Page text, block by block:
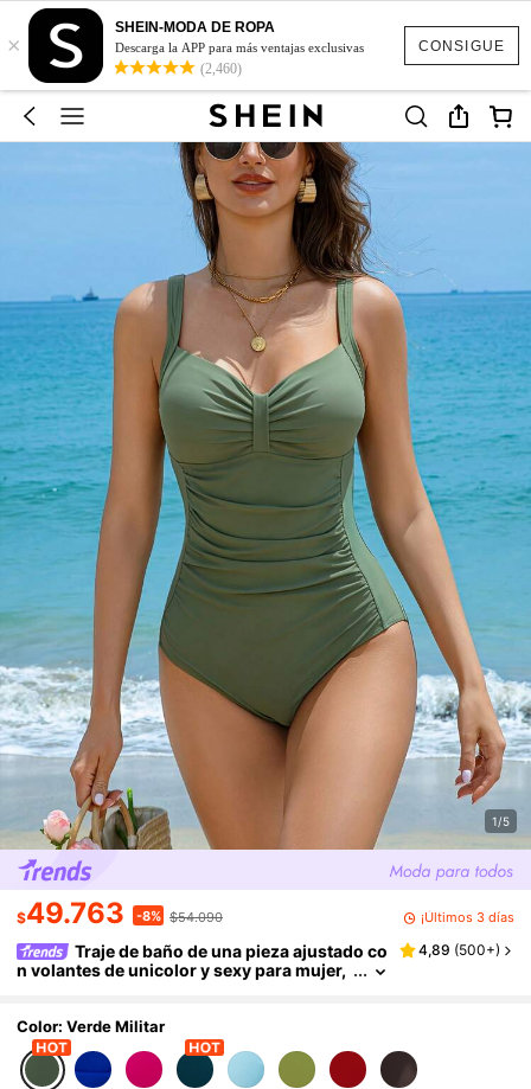
CONSIGUE
×
SHEIN-MODA DE ROPA
Descarga la APP para más ventajas exclusivas
(2,460)
1/5
$49.763 -8% $54.090 ¡Últimos 3 días
Traje de baño de una pieza ajustado co
n volantes de unicolor y sexy para mujer,
4,89 (500+)
Color: Verde Militar